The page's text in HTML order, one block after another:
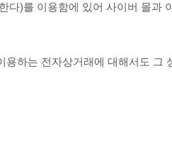
다)를 이용함에 있어 사이버 몰
용하는 전자상거래에 대해서도 그